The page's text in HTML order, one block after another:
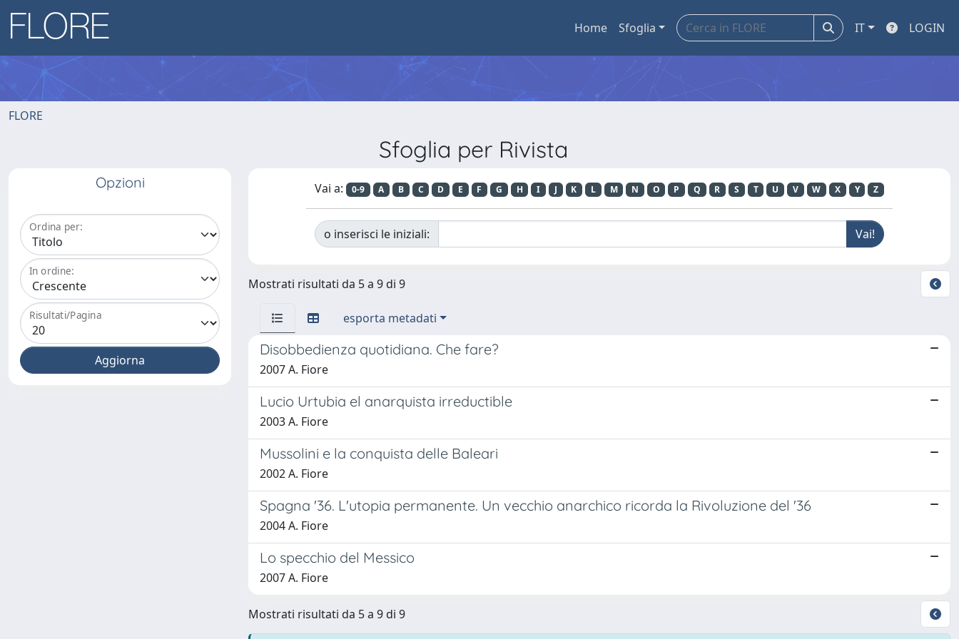
Home Sfoglia IT LOGIN
FLORE
Sfoglia per Rivista
Opzioni
Ordina per:
In ordine:
Risultati/Pagina
Vai a: 0-9 A B C D E F G H I J K L M N O P Q R S T U V W X Y Z
o inserisci le iniziali:
Mostrati risultati da 5 a 9 di 9
esporta metadati
Disobbedienza quotidiana. Che fare?
2007 A. Fiore
Lucio Urtubia el anarquista irreductible
2003 A. Fiore
Mussolini e la conquista delle Baleari
2002 A. Fiore
Spagna '36. L'utopia permanente. Un vecchio anarchico ricorda la Rivoluzione del '36
2004 A. Fiore
Lo specchio del Messico
2007 A. Fiore
Mostrati risultati da 5 a 9 di 9